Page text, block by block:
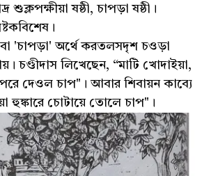
শুক্লপক্ষীয়া ষষ্ঠী, চাপড়া ষষ্ঠী।
'চাপড়া' অর্থে করতলসদৃশ চওড়া
চণ্ডীদাস লিখেছেন, “মাটি খোদাইয়া,
দেওল চাপ"। আবার শিবায়ন কাব্যে
হুঙ্কারে চোটায়ে তোলে চাপ"।